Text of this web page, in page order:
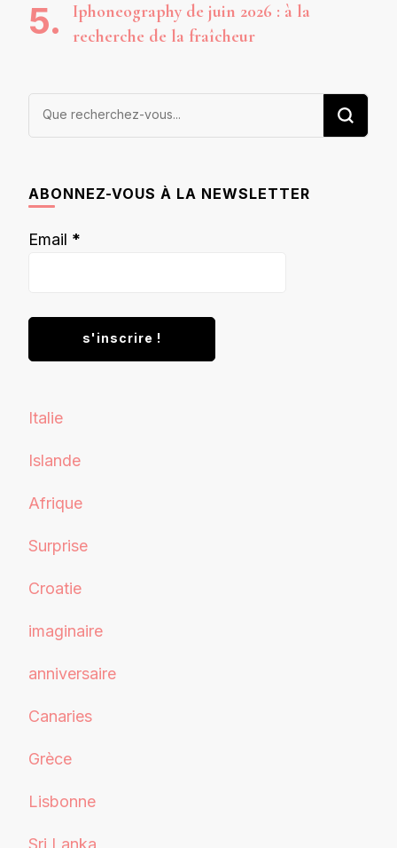
Iphoneography de juin 2026 : à la
recherche de la fraîcheur
Vous
ABONNEZ-VOUS À LA NEWSLETTER
Email *
Italie
Islande
Afrique
Surprise
Croatie
imaginaire
anniversaire
Canaries
Grèce
Lisbonne
Sri Lanka